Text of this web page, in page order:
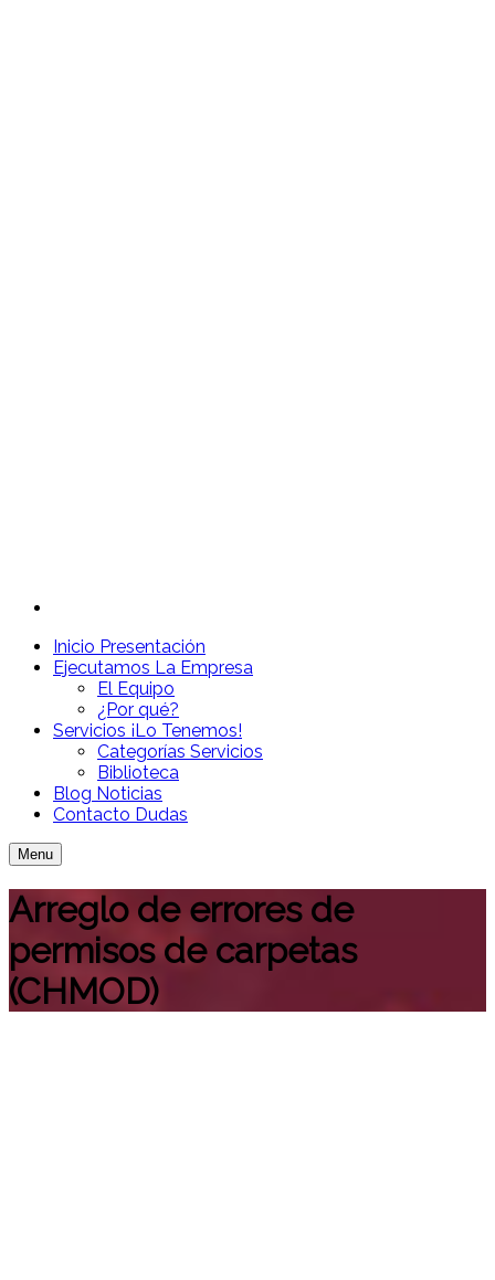
Inicio Presentación
Ejecutamos La Empresa
El Equipo
¿Por qué?
Servicios ¡Lo Tenemos!
Categorías Servicios
Biblioteca
Blog Noticias
Contacto Dudas
Menu
Arreglo de errores de
permisos de carpetas
(CHMOD)